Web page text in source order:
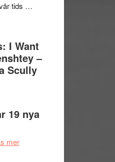
tids …
I Want
–
Scully
trailern
19 nya
merom